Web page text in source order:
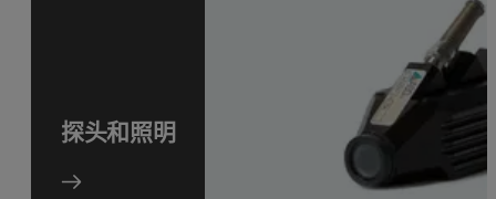
探头和照明